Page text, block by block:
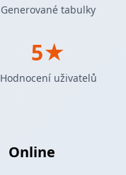
Online
Generované tabulky
5★
Hodnocení uživatelů